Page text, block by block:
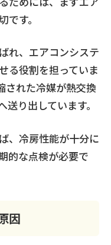
す。
れ、エアコンシステ
る役割を担っていま
された冷媒が熱交換
り出しています。
、冷房性能が十分に
的な点検が必要で
因